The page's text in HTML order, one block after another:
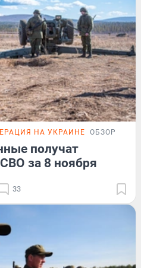
НА УКРАИНЕ ОБЗОР
получат
за 8 ноября
33